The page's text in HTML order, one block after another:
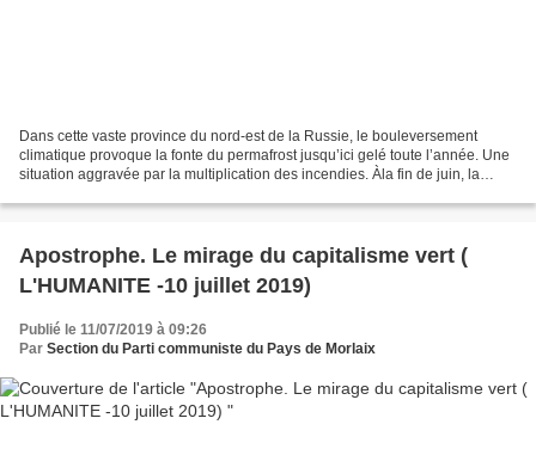
Dans cette vaste province du nord-est de la Russie, le bouleversement
climatique provoque la fonte du permafrost jusqu’ici gelé toute l’année. Une
situation aggravée par la multiplication des incendies. Àla fin de juin, la
Apostrophe. Le mirage du capitalisme vert (
L'HUMANITE -10 juillet 2019)
Publié le 11/07/2019 à 09:26
Par Section du Parti communiste du Pays de Morlaix